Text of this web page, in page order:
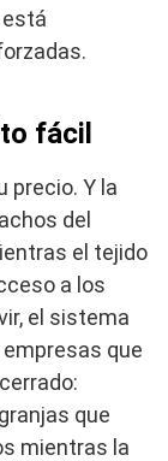
fácil
precio. Y la
del
el tejido
a los
el sistema
que
que
mientras la